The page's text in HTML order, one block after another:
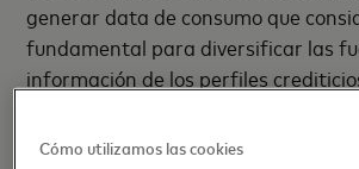
generar data de consumo que
fundamental para diversificar las
información de los perfiles
Por otro lado, y en la misma línea de
Cómo utilizamos las cookies